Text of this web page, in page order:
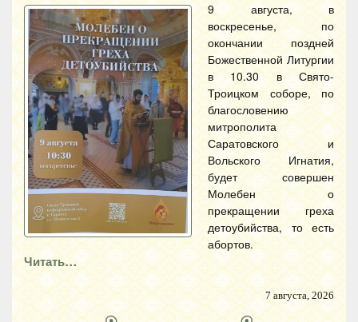
9 августа, в
воскресенье, по
окончании поздней
Божественной Литургии
в 10.30 в Свято-
Троицком соборе, по
благословению
митрополита
Саратовского и
Вольского Игнатия,
будет совершен
Молебен о
прекращении греха
детоубийства, то есть
абортов.
Читать…
7 августа, 2026